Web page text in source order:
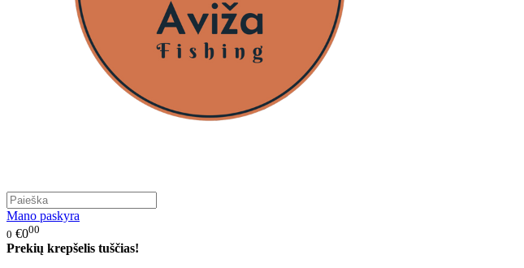
Mano paskyra
0 €000
Prekių krepšelis tuščias!